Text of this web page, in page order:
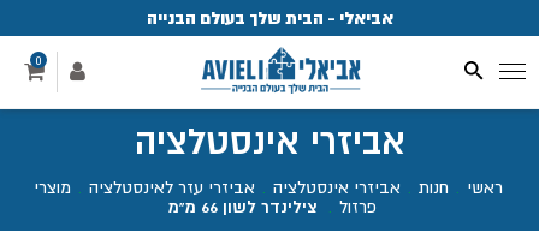
אביאלי - הבית שלך בעולם הבנייה
0
אביזרי אינסטלציה
ראשי חנות אביזרי אינסטלציה אביזרי עזר לאינסטלציה
מוצרי
פרזול
צילינדר לשון 66 מ"מ